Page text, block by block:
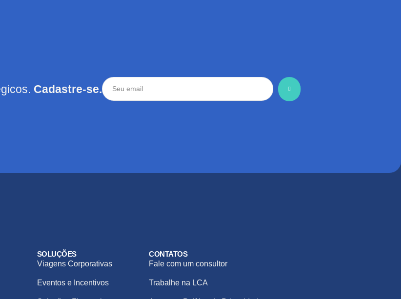
Cadastre-se.
SOLUÇÕES
Viagens Corporativas
Eventos e Incentivos
CONTATOS
Fale com um consultor
Trabalhe na LCA